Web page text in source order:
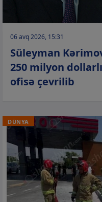
06 avq 2026, 15:31
Süleyman
250 milyon
ofisə çevrilib
DÜNYA